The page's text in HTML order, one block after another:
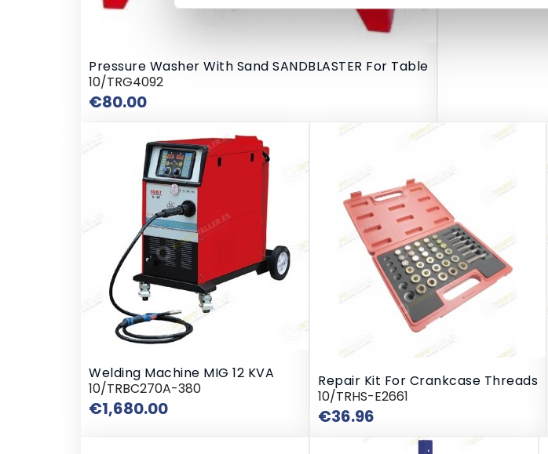
Pressure Washer With Sand SANDBLASTER For Table
10/TRG4092
€80.00Price
Welding Machine MIG 12 KVA
10/TRBC270A-380
€1,680.00Price
Repair Kit For Crankcase Threads
10/TRHS-E2661
€36.96